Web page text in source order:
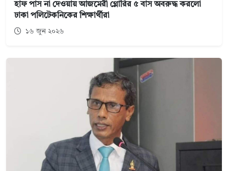
হাফ পাস না দেওয়ায় আজমেরী গ্লোরির ৫ বাস অবরুদ্ধ করলো
ঢাকা পলিটেকনিকের শিক্ষার্থীরা
১৬ জুন ২০২৬